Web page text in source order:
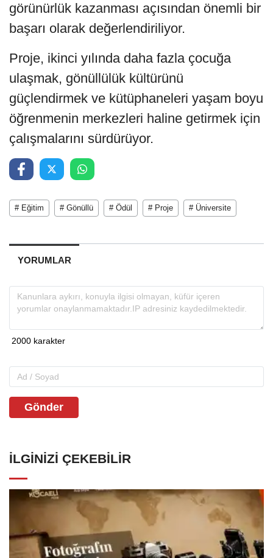
görünürlük kazanması açısından önemli bir
başarı olarak değerlendiriliyor.
Proje, ikinci yılında daha fazla çocuğa
ulaşmak, gönüllülük kültürünü
güçlendirmek ve kütüphaneleri yaşam boyu
öğrenmenin merkezleri haline getirmek için
çalışmalarını sürdürüyor.
# Eğitim # Gönüllü # Ödül # Proje # Üniversite
YORUMLAR
Gönder
İLGINIZI ÇEKEBILIR